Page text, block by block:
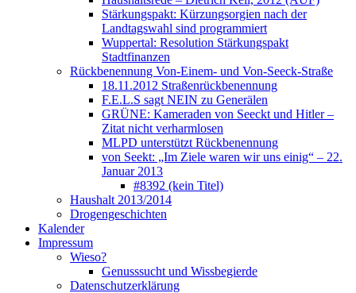
Stärkungspakt: Kürzungsorgien nach der
Landtagswahl sind programmiert
Wuppertal: Resolution Stärkungspakt
Stadtfinanzen
Rückbenennung Von-Einem- und Von-Seeck-Straße
18.11.2012 Straßenrückbenennung
F.E.L.S sagt NEIN zu Generälen
GRÜNE: Kameraden von Seeckt und Hitler –
Zitat nicht verharmlosen
MLPD unterstützt Rückbenennung
von Seekt: „Im Ziele waren wir uns einig“ – 22.
Januar 2013
#8392 (kein Titel)
Haushalt 2013/2014
Drogengeschichten
Kalender
Impressum
Wieso?
Genusssucht und Wissbegierde
Datenschutzerklärung